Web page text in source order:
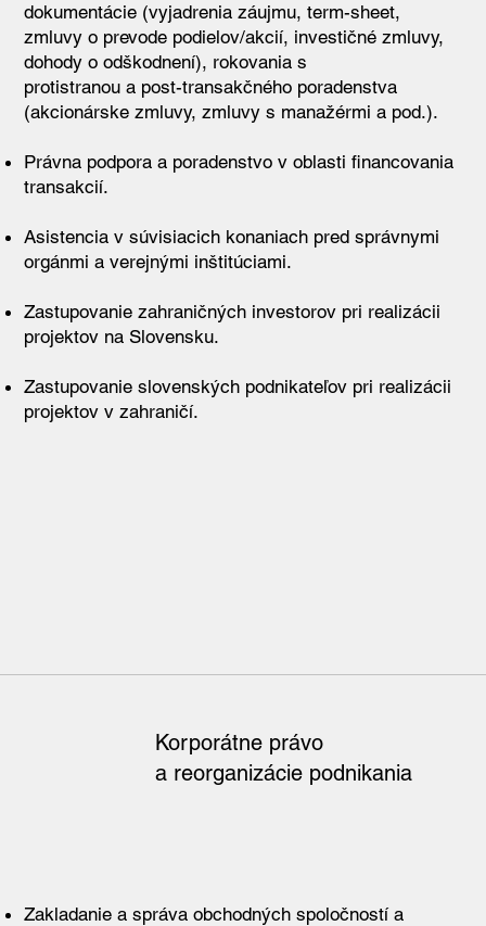
Korporátne právo
a reorganizácie podnikania
Zakladanie a správa obchodných spoločností a
dokumentácie (vyjadrenia záujmu, term-sheet,
zmluvy o prevode podielov/akcií, investičné zmluvy,
dohody o odškodnení), rokovania s
protistranou a post-transakčného poradenstva
(akcionárske zmluvy, zmluvy s manažérmi a pod.).
Právna podpora a poradenstvo v oblasti financovania
transakcií.
Asistencia v súvisiacich konaniach pred správnymi
orgánmi a verejnými inštitúciami.
Zastupovanie zahraničných investorov pri realizácii
projektov na Slovensku.
Zastupovanie slovenských podnikateľov pri realizácii
projektov v zahraničí.